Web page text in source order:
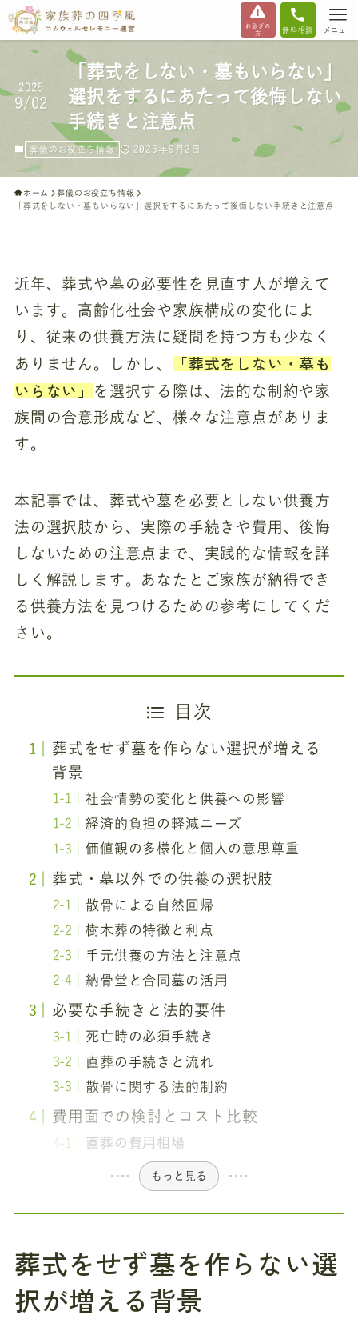
お急ぎの
方
無料相談 メニュー
「葬式をしない・墓もいらない」
選択をするにあたって後悔しない
手続きと注意点
2025
9/02
葬儀のお役立ち情報 2025年9月2日
ホーム
葬儀のお役立ち情報
「葬式をしない・墓もいらない」選択をするにあたって後悔しない手続きと注意点
近年、葬式や墓の必要性を見直す人が増えて
います。高齢化社会や家族構成の変化によ
り、従来の供養方法に疑問を持つ方も少なく
ありません。しかし、 「葬式をしない・墓も
いらない」を選択する際は、法的な制約や家
族間の合意形成など、様々な注意点がありま
す。
本記事では、葬式や墓を必要としない供養方
法の選択肢から、実際の手続きや費用、後悔
しないための注意点まで、実践的な情報を詳
しく解説します。あなたとご家族が納得でき
る供養方法を見つけるための参考にしてくだ
さい。
目次
葬式をせず墓を作らない選択が増える
背景
社会情勢の変化と供養への影響
経済的負担の軽減ニーズ
価値観の多様化と個人の意思尊重
葬式・墓以外での供養の選択肢
散骨による自然回帰
樹木葬の特徴と利点
手元供養の方法と注意点
納骨堂と合同墓の活用
必要な手続きと法的要件
死亡時の必須手続き
直葬の手続きと流れ
散骨に関する法的制約
費用面での検討とコスト比較
直葬の費用相場
もっと見る
葬式をせず墓を作らない選
択が増える背景